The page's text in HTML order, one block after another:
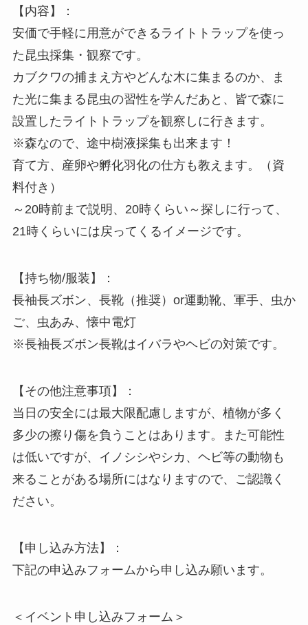
【内容】：
安価で手軽に用意ができるライトトラップを使っ
た昆虫採集・観察です。
カブクワの捕まえ方やどんな木に集まるのか、ま
た光に集まる昆虫の習性を学んだあと、皆で森に
設置したライトトラップを観察しに行きます。
※森なので、途中樹液採集も出来ます！
育て方、産卵や孵化羽化の仕方も教えます。（資
料付き）
～20時前まで説明、20時くらい～探しに行って、
21時くらいには戻ってくるイメージです。
【持ち物/服装】：
長袖長ズボン、長靴（推奨）or運動靴、軍手、虫か
ご、虫あみ、懐中電灯
※長袖長ズボン長靴はイバラやヘビの対策です。
【その他注意事項】：
当日の安全には最大限配慮しますが、植物が多く
多少の擦り傷を負うことはあります。また可能性
は低いですが、イノシシやシカ、ヘビ等の動物も
来ることがある場所にはなりますので、ご認識く
ださい。
【申し込み方法】：
下記の申込みフォームから申し込み願います。
＜イベント申し込みフォーム＞